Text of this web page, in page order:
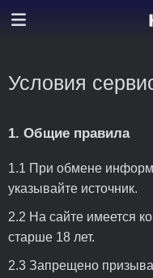
Условия
1. Общие правила
1.1 При обмене
указывайте источник.
2.2 На сайте имеется
старше 18 лет.
2.3 Запрещено